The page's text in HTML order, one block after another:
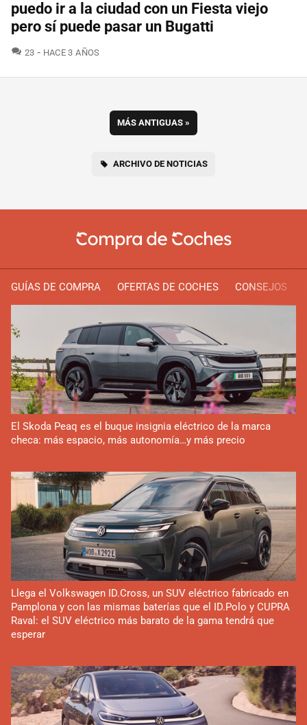
puedo ir a la ciudad con un Fiesta viejo
pero sí puede pasar un Bugatti
23 COMENTARIOS
HACE 3 AÑOS
MÁS ANTIGUAS »
ARCHIVO DE NOTICIAS
GUÍAS DE COMPRA OFERTAS DE COCHES CONSEJOS
El Skoda Peaq es el buque insignia eléctrico de la marca
checa: más espacio, más autonomía…y más precio
Llega el Volkswagen ID.Cross, un SUV eléctrico fabricado en
Pamplona y con las mismas baterías que el ID.Polo y CUPRA
Raval: el SUV eléctrico más barato de la gama tendrá que
esperar